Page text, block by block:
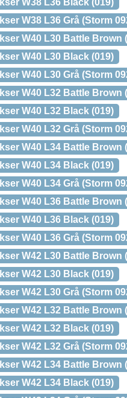
W38 L36 Black (019)
W38 L36 Grå (Storm
W40 L30 Battle Brown
W40 L30 Black (019)
W40 L30 Grå (Storm
W40 L32 Battle Brown
W40 L32 Black (019)
W40 L32 Grå (Storm
W40 L34 Battle Brown
W40 L34 Black (019)
W40 L34 Grå (Storm
W40 L36 Battle Brown
W40 L36 Black (019)
W40 L36 Grå (Storm
W42 L30 Battle Brown
W42 L30 Black (019)
W42 L30 Grå (Storm
W42 L32 Battle Brown
W42 L32 Black (019)
W42 L32 Grå (Storm
W42 L34 Battle Brown
W42 L34 Black (019)